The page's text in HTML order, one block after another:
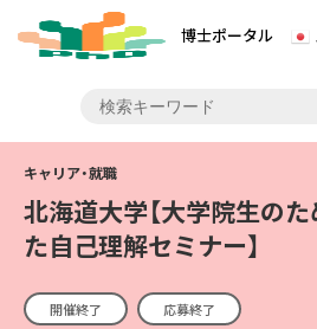
博士ポータル
北海道大学【大学院生の
た自己理解セミナー】
開催終了 応募終了